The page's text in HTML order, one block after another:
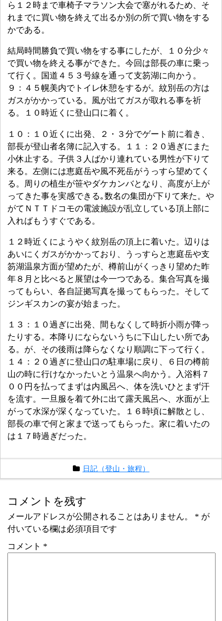
ら１２時まで車椅子マラソン大会で塞がれるため、そ
れまでに買い物を終えて出るか別の所で買い物をする
かである。
結局時間勝負で買い物をする事にしたが、１０分少々
で買い物を終える事ができた。今回は部長の車に乗っ
て行く。国道４５３号線を通って支笏湖に向かう。
９：４５幌美内でトイレ休憩をするが。紋別岳の方は
ガスがかかっている。風が出てガスが取れる事を祈
る。１０時近くに登山口に着く。
１０：１０近くに出発、２・３分でゲート前に着き、
部長が登山者名簿に記入する。１１：２０過ぎにまた
小休止する。子供３人ばかり連れている男性が下りて
来る。左側には恵庭岳や風不死岳がうっすら望めてく
る。周りの植生が笹やダケカンバとなり、高度が上が
ってきた事を実感できる｡数名の集団が下りて来た。や
がてＮＴＴドコモの電波施設が乱立している頂上部に
入ればもうすぐである。
１２時近くにようやく紋別岳の頂上に着いた。辺りは
あいにくガスがかかっており、うっすらと恵庭岳や支
笏湖温泉方面が望めたが、樽前山がくっきり望めた昨
年８月と比べると展望は今一つである。集合写真を撮
ってもらい、各自証拠写真を撮ってもらった。そして
ジンギスカンの宴が始まった。
１３：１０過ぎに出発、間もなくして時折小雨が降っ
たりする。本降りにならないうちに下山したい所であ
る。が、その後雨は降らなくなり順調に下って行く。
１４：２０過ぎに登山口の駐車場に戻り、６日の樽前
山の時に行けなかったいとう温泉へ向かう。入浴料７
００円を払ってまずは内風呂へ、体を洗いひとまず汗
を流す。一旦服を着て外に出て露天風呂へ、水面が上
がって水深が深くなっていた。１６時頃に解散とし、
部長の車で何と家まで送ってもらった。家に着いたの
は１７時過ぎだった。
日記（登山・旅程）
コメントを残す
メールアドレスが公開されることはありません。 * が
付いている欄は必須項目です
コメント *